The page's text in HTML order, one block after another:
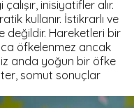
inisiyatifler alır.
kullanır. İstikrarlı ve
değildir. Hareketleri bir
öfkelenmez ancak
anda yoğun bir öfke
somut sonuçlar